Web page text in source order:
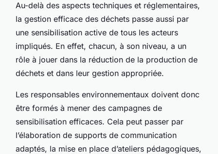
Au-delà des aspects techniques et réglementaires,
la gestion efficace des déchets passe aussi par
une sensibilisation active de tous les acteurs
impliqués. En effet, chacun, à son niveau, a un
rôle à jouer dans la réduction de la production de
déchets et dans leur gestion appropriée.
Les responsables environnementaux doivent donc
être formés à mener des campagnes de
sensibilisation efficaces. Cela peut passer par
l’élaboration de supports de communication
adaptés, la mise en place d’ateliers pédagogiques,